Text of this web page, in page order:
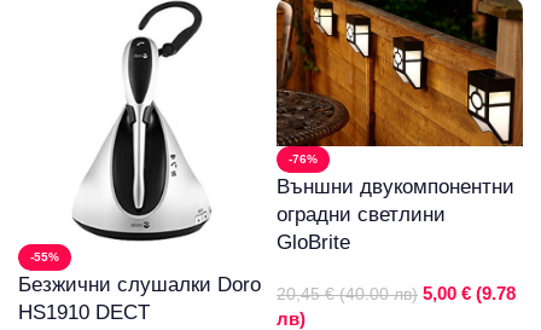
-55%
Безжични слушалки Doro
HS1910 DECT
-76%
Външни двукомпонентни
оградни светлини
GloBrite
20,45 € (40.00 лв) 5,00 € (9.78
лв)